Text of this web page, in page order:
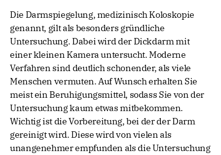
Die Darmspiegelung, medizinisch Koloskopie
genannt, gilt als besonders gründliche
Untersuchung. Dabei wird der Dickdarm mit
einer kleinen Kamera untersucht. Moderne
Verfahren sind deutlich schonender, als viele
Menschen vermuten. Auf Wunsch erhalten Sie
meist ein Beruhigungsmittel, sodass Sie von der
Untersuchung kaum etwas mitbekommen.
Wichtig ist die Vorbereitung, bei der der Darm
gereinigt wird. Diese wird von vielen als
unangenehmer empfunden als die Untersuchung